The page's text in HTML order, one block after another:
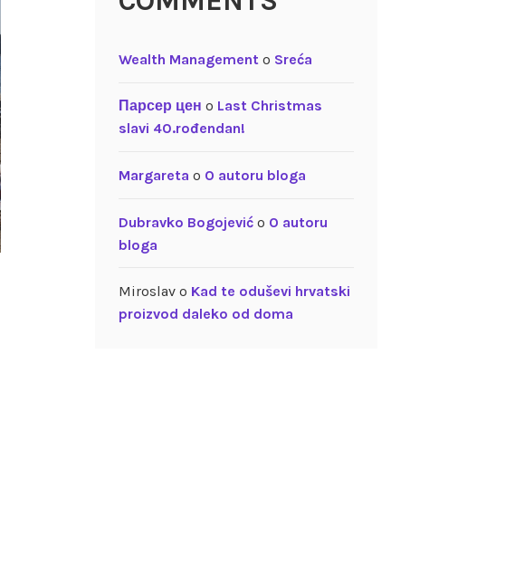
Wealth Managemento Sreća
Парсер цен o Last Christmas
slavi 40.rođendan!
Margareta o O autoru bloga
Dubravko Bogojevićo O autoru
bloga
Miroslavo Kad te oduševi hrvatski
proizvod daleko od doma